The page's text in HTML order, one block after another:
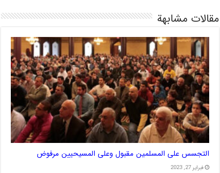
مقالات مشابهة
التجسس على المسلمين مقبول وعلى المسيحيين مرفوض
فبراير 27, 2023